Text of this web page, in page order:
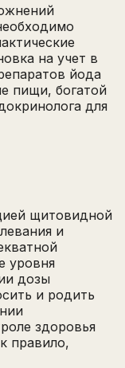
на учет в
йода
пищи, богатой
для
щитовидной
и
уровня
дозы
и родить
здоровья
правило,